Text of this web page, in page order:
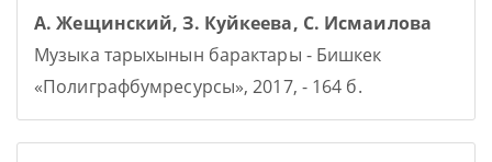
А. Жещинский, З. Куйкеева, С. Исмаилова
Музыка тарыхынын барактары - Бишкек
«Полиграфбумресурсы», 2017, - 164 б.